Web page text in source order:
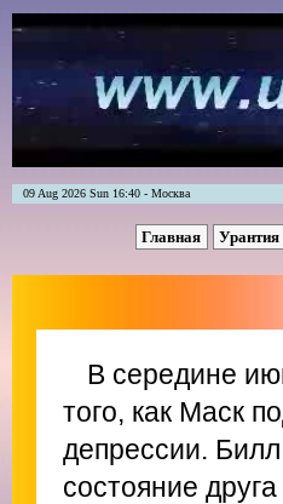
09 Aug 2026 Sun 16:40 - Москва
Главная Урантия
В середине
того, как Маск
депрессии.
состояние